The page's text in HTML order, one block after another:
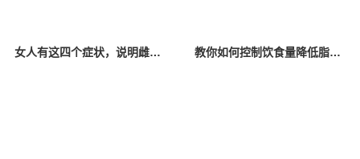
女人有这四个症状，说明雌激素低！常吃这4种食物，补充雌激素 教你如何控制饮食量降低脂肪肝风险